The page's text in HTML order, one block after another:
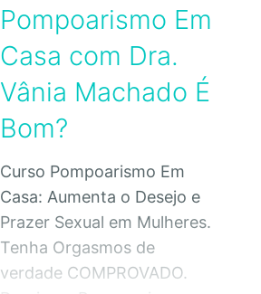
Pompoarismo Em
Casa com Dra.
Vânia Machado É
Bom?
Curso Pompoarismo Em
Casa: Aumenta o Desejo e
Prazer Sexual em Mulheres.
Tenha Orgasmos de
verdade COMPROVADO.